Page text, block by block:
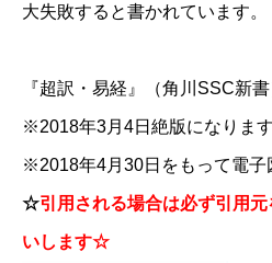
大失敗すると書かれています。
『超訳・易経』（角川SSC新書
※2018年3月4日絶版になります
※2018年4月30日をもって電子
☆引用される場合は必ず引用
いします☆